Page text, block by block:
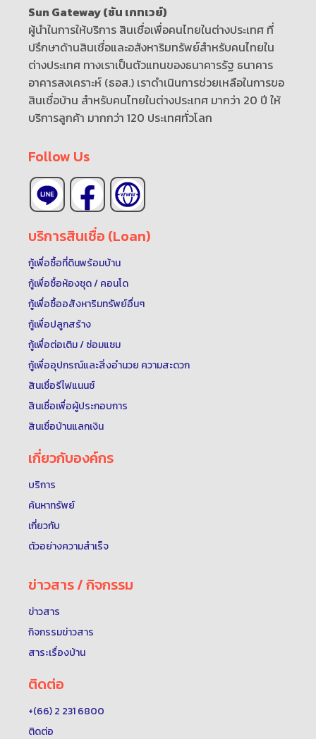
Sun Gateway (ซัน เกทเวย์)
ผู้นำในการให้บริการ สินเชื่อเพื่อคนไทยในต่างประเทศ ที่
ปรึกษาด้านสินเชื่อและอสังหาริมทรัพย์สำหรับคนไทยใน
ต่างประเทศ ทางเราเป็นตัวแทนของธนาคารรัฐ ธนาคาร
อาคารสงเคราะห์ (ธอส.) เราดำเนินการช่วยเหลือในการขอ
สินเชื่อบ้าน สำหรับคนไทยในต่างประเทศ มากว่า 20 ปี ให้
บริการลูกค้า มากกว่า 120 ประเทศทั่วโลก
Follow Us
บริการสินเชื่อ (Loan)
กู้เพื่อซื้อที่ดินพร้อมบ้าน
กู้เพื่อซื้อห้องชุด / คอนโด
กู้เพื่อซื้ออสังหาริมทรัพย์อื่นๆ
กู้เพื่อปลูกสร้าง
กู้เพื่อต่อเติม / ซ่อมแซม
กู้เพื่ออุปกรณ์และสิ่งอำนวย ความสะดวก
สินเชื่อรีไฟแนนซ์
สินเชื่อเพื่อผู้ประกอบการ
สินเชื่อบ้านแลกเงิน
เกี่ยวกับองค์กร
บริการ
ค้นหาทรัพย์
เกี่ยวกับ
ตัวอย่างความสำเร็จ
ข่าวสาร / กิจกรรม
ข่าวสาร
กิจกรรมข่าวสาร
สาระเรื่องบ้าน
ติดต่อ
+(66) 2 231 6800
ติดต่อ